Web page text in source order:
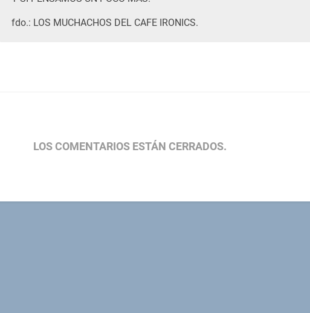
fdo.: LOS MUCHACHOS DEL CAFE IRONICS.
LOS COMENTARIOS ESTÁN CERRADOS.